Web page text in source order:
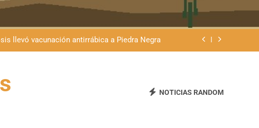
llevó vacunación antirrábica a Piedra Negra
de la patria y advierte que la Argentina no se
queremos que se venda nuestra frontera”
llevó vacunación antirrábica a Piedra Negra
NOTICIAS RANDOM